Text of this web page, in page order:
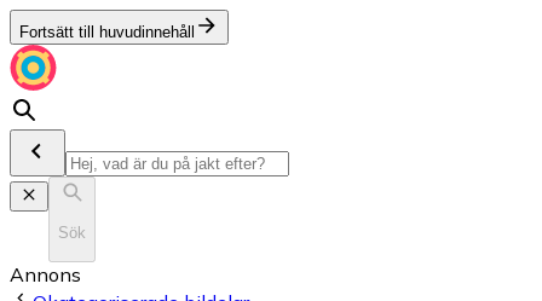
Fortsätt till huvudinnehåll
Sök
Annons